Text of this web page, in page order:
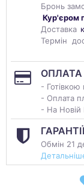
Бронь
Кур'єром
Доставка к
Термін
ОПЛАТА
- Готівкою
- Оплата
- На Новій
ГАРАНТІЇ
Обмін 21